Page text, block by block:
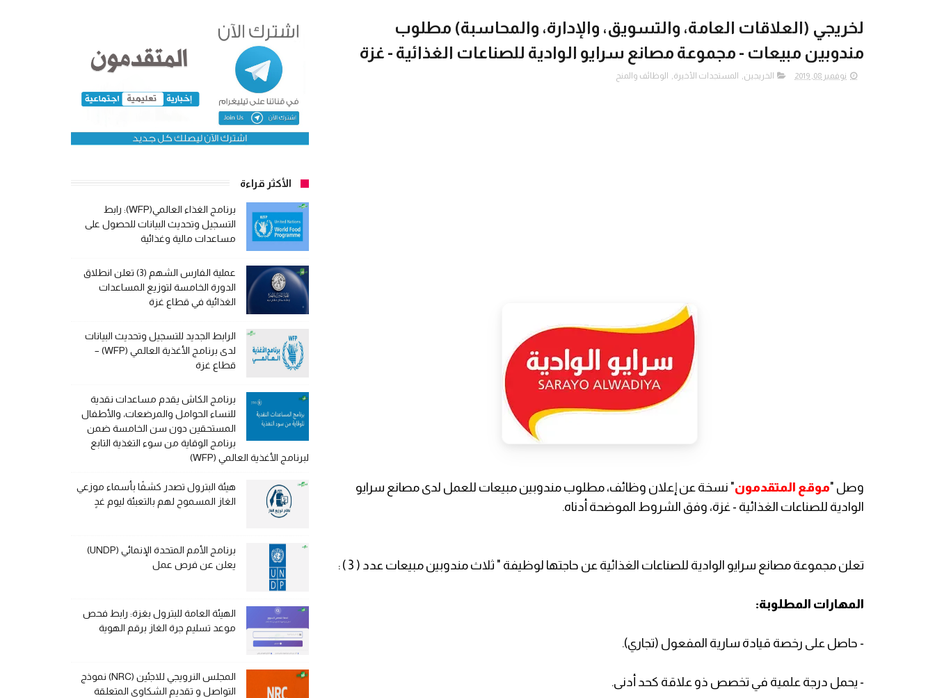
لخريجي (العلاقات العامة، والتسويق، والإدارة، والمحاسبة) مطلوب
مندوبين مبيعات - مجموعة مصانع سرايو الوادية للصناعات الغذائية - غزة
نوفمبر 08, 2019 الخريجين, المستجدات الأخيرة, الوظائف والمنح
وصل "موقع المتقدمون" نسخة عن إعلان وظائف، مطلوب مندوبين مبيعات للعمل لدى مصانع سرايو
الوادية للصناعات الغذائية - غزة، وفق الشروط الموضحة أدناه.
تعلن مجموعة مصانع سرايو الوادية للصناعات الغذائية عن حاجتها لوظيفة " ثلاث مندوبين مبيعات عدد ( 3 ) :
المهارات المطلوبة:
- حاصل على رخصة قيادة سارية المفعول (تجاري).
- يحمل درجة علمية في تخصص ذو علاقة كحد أدنى.
الأكثر قراءة
برنامج الغذاء العالمي(WFP): رابط
التسجيل وتحديث البيانات للحصول على
مساعدات مالية وغذائية
عملية الفارس الشهم (3) تعلن انطلاق
الدورة الخامسة لتوزيع المساعدات
الغذائية في قطاع غزة
الرابط الجديد للتسجيل وتحديث البيانات
لدى برنامج الأغذية العالمي (WFP) –
قطاع غزة
برنامج الكاش يقدم مساعدات نقدية
للنساء الحوامل والمرضعات، والأطفال
المستحقين دون سن الخامسة ضمن
برنامج الوقاية من سوء التغذية التابع
لبرنامج الأغذية العالمي (WFP)
هيئة البترول تصدر كشفًا بأسماء موزعي
الغاز المسموح لهم بالتعبئة ليوم غدٍ
برنامج الأمم المتحدة الإنمائي (UNDP)
يعلن عن فرص عمل
الهيئة العامة للبترول بغزة: رابط فحص
موعد تسليم جرة الغاز برقم الهوية
المجلس النرويجي للاجئين (NRC) نموذج
التواصل و تقديم الشكاوى المتعلقة